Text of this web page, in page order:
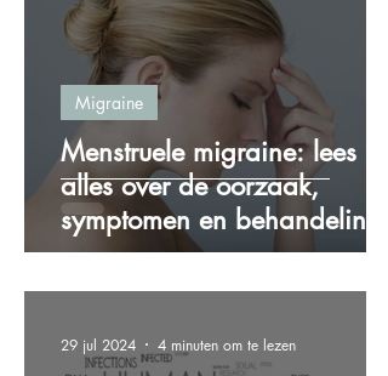
Menstruele migraine: lees
alles over de oorzaak,
symptomen en behandeling!
Migraine
29 jul 2024 4 minuten om te lezen